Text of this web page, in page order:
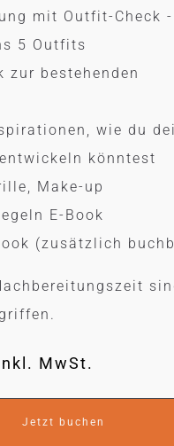
mit Outfit-Check -
5 Outfits
zur bestehenden
wie du
könntest
Make-up
E-Book
(zusätzlich
MwSt.
Jetzt buchen